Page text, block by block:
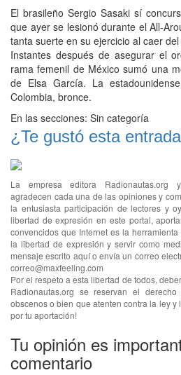
El brasileño Sergio Sasaki sí
que ayer se lesionó durante el All-
tanta suerte en su ejercicio al caer
Instantes después de asegurar el
rama femenil de México sumó una
de Elsa García. La
Colombia, bronce.
En las secciones: Sin categoría
¿Te gustó esta
La empresa editora Radionautas.org
agradecen cada una de las opiniones y
la entusiasta participación de lectores y
libertad de expresión en este portal,
convencidos que Internet es la
la libertad de expresión y servir como
mensaje escrito aquí o envía un correo
correo@maxfeeling.com
Por el respeto a esta libertad de todos,
Radionautas.org se reservan el
obscenos o bien que atenten contra la ley y
por tu aportación!
Tu opinión es
comentario